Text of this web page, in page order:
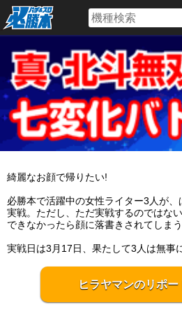
綺麗なお顔で帰りたい!
必勝本で活躍中の女性ライター3人が
実戦。ただし、ただ実戦するのではな
できなかったら顔に落書きされてしま
実戦日は3月17日、果たして3人は無
ヒラヤマンのリポー